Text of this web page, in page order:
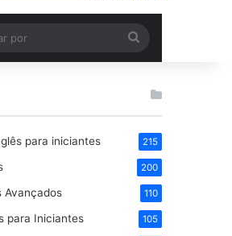
por
para iniciantes 215
200
Avançados 110
para Iniciantes 105